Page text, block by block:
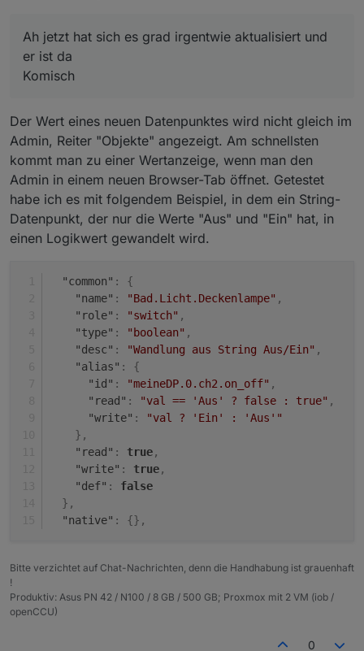
Ah jetzt hat sich es grad irgentwie aktualisiert und
er ist da
Komisch
Der Wert eines neuen Datenpunktes wird nicht gleich im
Admin, Reiter "Objekte" angezeigt. Am schnellsten
kommt man zu einer Wertanzeige, wenn man den
Admin in einem neuen Browser-Tab öffnet. Getestet
habe ich es mit folgendem Beispiel, in dem ein String-
Datenpunkt, der nur die Werte "Aus" und "Ein" hat, in
einen Logikwert gewandelt wird.
"common" :
{
"name" : "Bad.Licht.Deckenlampe" ,
"role" : "switch" ,
"type" : "boolean" ,
"desc" : "Wandlung aus String Aus/Ein" ,
"alias" :
{
"id" : "meineDP.0.ch2.on_off" ,
"read" : "val == 'Aus' ? false : true" ,
"write" :
"val ? 'Ein' : 'Aus'"
} ,
"read" : true,
"write" : true,
"def" :
false
} ,
"native" : {} ,
Bitte verzichtet auf Chat-Nachrichten, denn die Handhabung ist grauenhaft
!
Produktiv: Asus PN 42 / N100 / 8 GB / 500 GB; Proxmox mit 2 VM (iob /
openCCU)
0